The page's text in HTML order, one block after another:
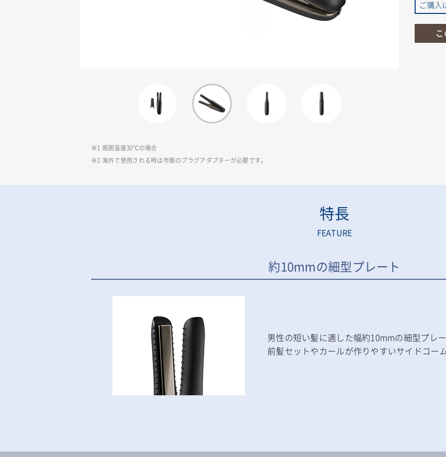
ご購入
こ
※1 周囲温度30℃の場合
※2 海外で使用される時は市販のプラグアダプターが必要です。
特長
FEATURE
約10mmの細型プレート
男性の短い髪に適した幅約10mmの細型プレー
前髪セットやカールが作りやすいサイドコーム